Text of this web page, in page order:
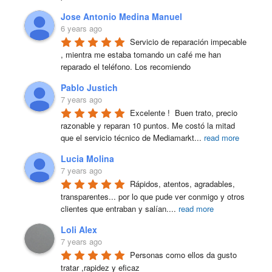
Jose Antonio Medina Manuel
6 years ago
Servicio de reparación impecable
, mientra me estaba tomando un café me han
reparado el teléfono. Los recomiendo
Pablo Justich
7 years ago
Excelente !  Buen trato, precio
razonable y reparan 10 puntos. Me costó la mitad
que el servicio técnico de Mediamarkt... read more
Lucia Molina
7 years ago
Rápidos, atentos, agradables,
transparentes... por lo que pude ver conmigo y otros
clientes que entraban y salían.... read more
Loli Alex
7 years ago
Personas como ellos da gusto
tratar ,rapidez y eficaz